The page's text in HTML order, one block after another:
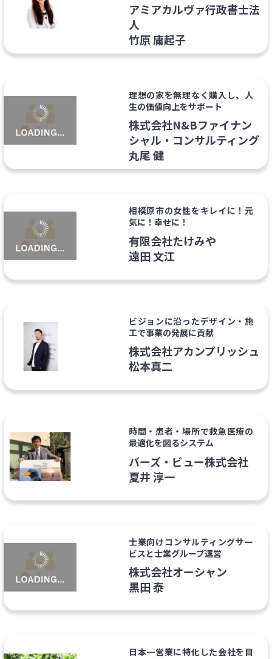
アミアカルヴァ行政書士法
人
竹原 庸起子
理想の家を無理なく購入し、人
生の価値向上をサポート
株式会社N&Bファイナン
シャル・コンサルティング
丸尾 健
相模原市の女性をキレイに！元
気に！幸せに！
有限会社たけみや
遠田 文江
ビジョンに沿ったデザイン・施
工で事業の発展に貢献
株式会社アカンプリッシュ
松本真二
時間・患者・場所で救急医療の
最適化を図るシステム
バーズ・ビュー株式会社
夏井 淳一
士業向けコンサルティングサー
ビスと士業グループ運営
株式会社オーシャン
黒田 泰
日本一営業に特化した会社を目